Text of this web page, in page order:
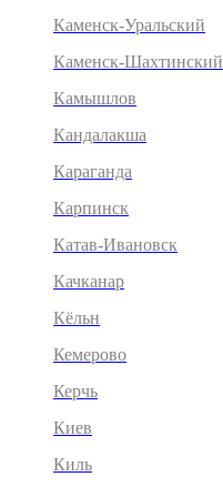
Каменск-Уральский
Каменск-Шахтинский
Камышлов
Кандалакша
Караганда
Карпинск
Катав-Ивановск
Качканар
Кёльн
Кемерово
Керчь
Киев
Киль